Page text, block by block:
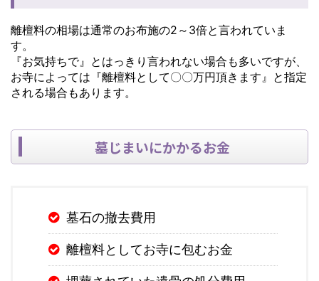
離檀料の相場は通常のお布施の2～3倍と言われていま
す。
『お気持ちで』とはっきり言われない場合も多いですが、
お寺によっては『離檀料として〇〇万円頂きます』と指定
される場合もあります。
墓じまいにかかるお金
墓石の撤去費用
離檀料としてお寺に包むお金